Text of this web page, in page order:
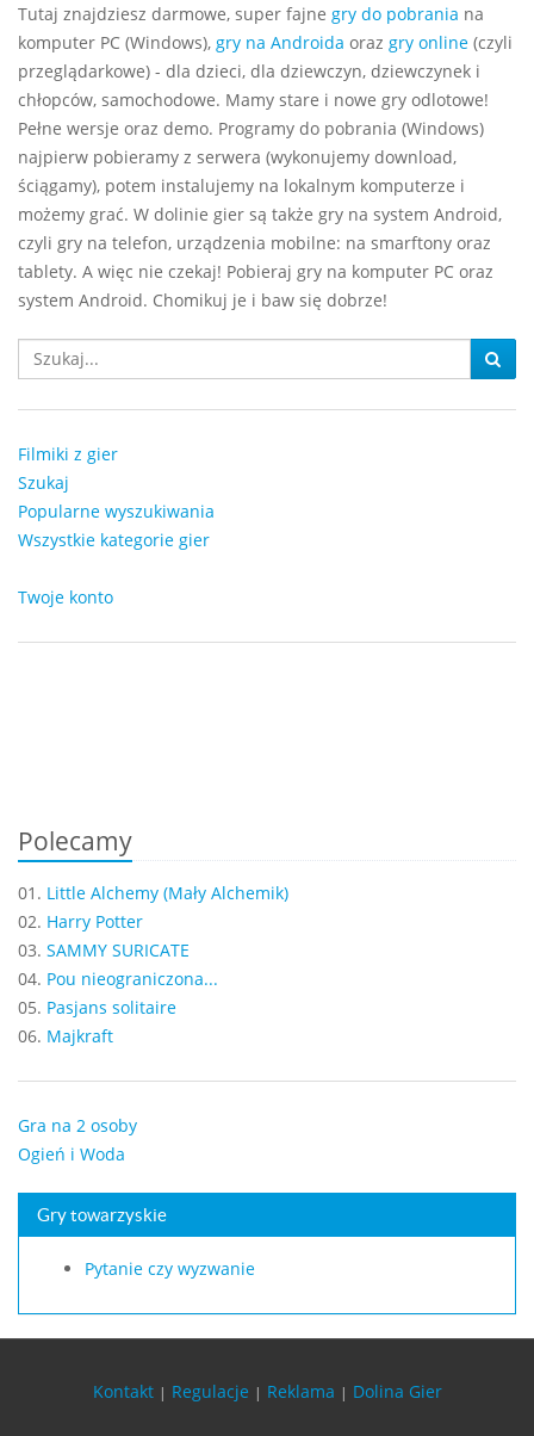
Tutaj znajdziesz darmowe, super fajne gry do pobrania na
komputer PC (Windows), gry na Androida oraz gry online (czyli
przeglądarkowe) - dla dzieci, dla dziewczyn, dziewczynek i
chłopców, samochodowe. Mamy stare i nowe gry odlotowe!
Pełne wersje oraz demo. Programy do pobrania (Windows)
najpierw pobieramy z serwera (wykonujemy download,
ściągamy), potem instalujemy na lokalnym komputerze i
możemy grać. W dolinie gier są także gry na system Android,
czyli gry na telefon, urządzenia mobilne: na smarftony oraz
tablety. A więc nie czekaj! Pobieraj gry na komputer PC oraz
system Android. Chomikuj je i baw się dobrze!
Filmiki z gier
Szukaj
Popularne wyszukiwania
Wszystkie kategorie gier
Twoje konto
Polecamy
01. Little Alchemy (Mały Alchemik)
02. Harry Potter
03. SAMMY SURICATE
04. Pou nieograniczona...
05. Pasjans solitaire
06. Majkraft
Gra na 2 osoby
Ogień i Woda
Gry towarzyskie
Pytanie czy wyzwanie
Kontakt | Regulacje | Reklama | Dolina Gier